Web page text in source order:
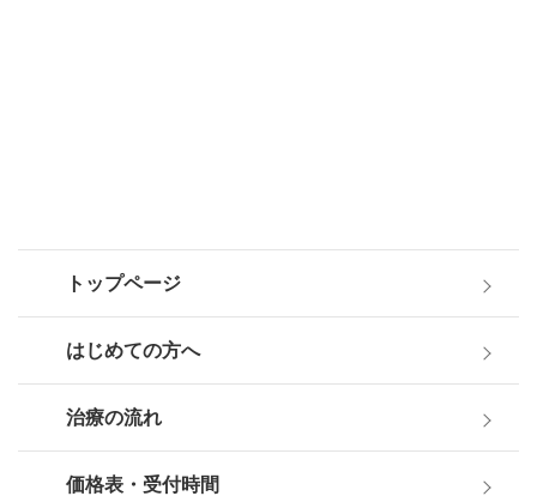
トップページ
はじめての方へ
治療の流れ
価格表・受付時間